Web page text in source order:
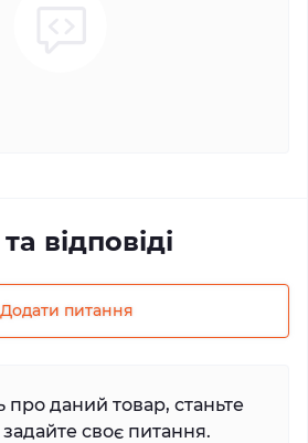
відповіді
питання
про даний товар, станьте
своє питання.